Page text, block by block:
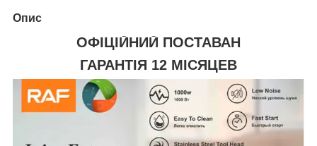
Опис
ОФІЦІЙНИЙ ПОСТАВАН
ГАРАНТІЯ 12 МІСЯЦЕВ